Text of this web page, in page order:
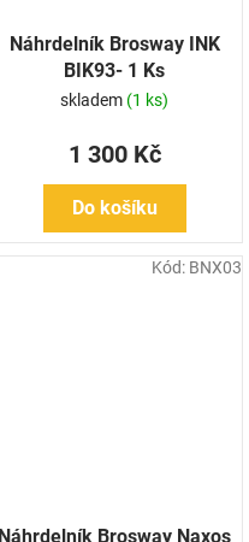
Náhrdelník Brosway INK
BIK93- 1 Ks
skladem (1 ks)
1 300 Kč
Do košíku
Náhrdelník Brosway Naxos
Kód: BNX03